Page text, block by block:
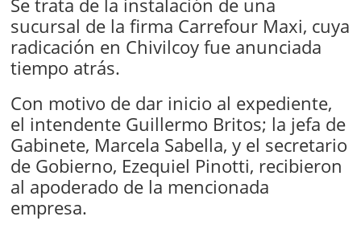
sucursal de la firma Carrefour Maxi, cuya
radicación en Chivilcoy fue anunciada
tiempo atrás.
Con motivo de dar inicio al expediente,
el intendente Guillermo Britos; la jefa de
Gabinete, Marcela Sabella, y el secretario
de Gobierno, Ezequiel Pinotti, recibieron
al apoderado de la mencionada
empresa.